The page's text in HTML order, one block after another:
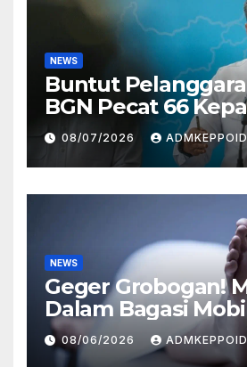
NEWS
Buntut
BGN Pecat 66
MBG dan Ungkap
08/07/2026 ADMKEPPOID
NEWS
Geger Grobogan!
Dalam Bagasi
Terkait Hilangnya
HP
08/06/2026 ADMKEPPOID